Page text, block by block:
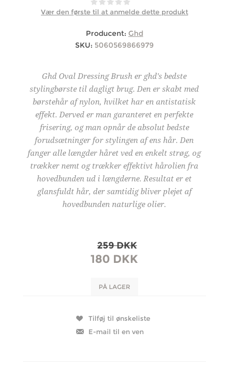
Vær den første til at anmelde dette produkt
Producent: Ghd
SKU: 5060569866979
Ghd Oval Dressing Brush er ghd's bedste
stylingbørste til dagligt brug. Den er skabt med
børstehår af nylon, hvilket har en antistatisk
effekt. Derved er man garanteret en perfekte
frisering, og man opnår de absolut bedste
forudsætninger for stylingen af ens hår. Den
fanger alle længder håret ved en enkelt strøg, og
trækker nemt og trækker effektivt hårolien fra
hovedbunden ud i længderne. Resultat er et
glansfuldt hår, der samtidig bliver plejet af
hovedbunden naturlige olier.
259 DKK
180 DKK
PÅ LAGER